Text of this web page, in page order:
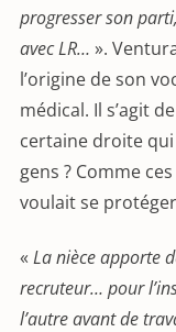
progresser son
avec LR… ».
l’origine de son
médical. Il s’agit
certaine droite
gens ? Comme
voulait se
« La nièce apporte
recruteur… pour
l’autre avant de